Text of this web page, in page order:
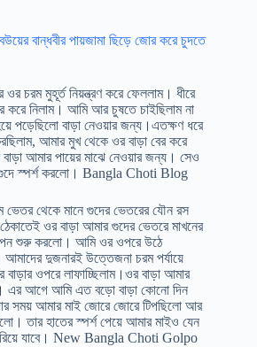
বান্ধবীর পায়জামা ছিড়ে জোর করে চুদতে
চরম মুহূর্ত নিয়ন্ত্রণ করে ফেললাম। ধীরে
করে নিলাম। আমি আর চুষতে চাইছিলাম না
পড়েছিলো বাড়া নেওয়ার জন্য।এতক্ষণ ধরে
আমার মুখ থেকে ওর বাড়া বের করে
আমার পায়ের মাঝে নেওয়ার জন্য। সেও
গুদে স্পর্শ করলো। Bangla Choti Blog
ভেতর থেকে মানে গুদের ভেতরের যৌন রস
ওর বাড়া আমার গুদের ভেতরে মাখনের
শুরু করলো। আমি ওর ওপরে উঠে
দুজনারই উত্তেজনা চরম পর্যায়ে
ওপরে লাফাচ্ছিলাম।ওর বাড়া আমার
এর আগে আমি এত বড়ো বাড়া কোনো দিন
সময় আমার মাই জোরে জোরে টিপছিলো আর
তার হাতের স্পর্শ পেয়ে আমার মাইও যেন
যাবে। New Bangla Choti Golpo